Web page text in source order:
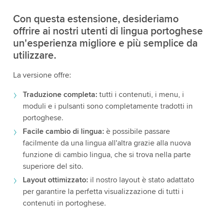
Con questa estensione, desideriamo
offrire ai nostri utenti di lingua portoghese
un'esperienza migliore e più semplice da
utilizzare.
La versione offre:
Traduzione completa: tutti i contenuti, i menu, i
moduli e i pulsanti sono completamente tradotti in
portoghese.
Facile cambio di lingua: è possibile passare
facilmente da una lingua all'altra grazie alla nuova
funzione di cambio lingua, che si trova nella parte
superiore del sito.
Layout ottimizzato: il nostro layout è stato adattato
per garantire la perfetta visualizzazione di tutti i
contenuti in portoghese.